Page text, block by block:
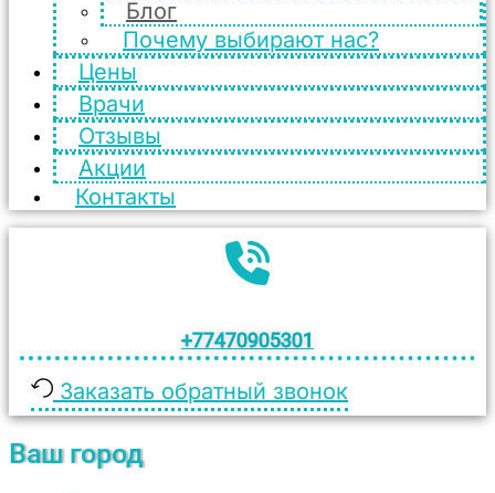
Блог
Почему выбирают нас?
Цены
Врачи
Отзывы
Акции
Контакты
+77470905301
Заказать обратный звонок
Ваш город